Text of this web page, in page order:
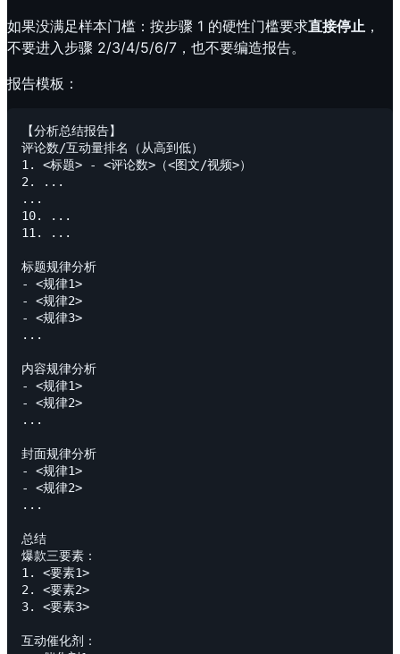
如果没满足样本门槛：按步骤 1 的硬性门槛要求直接停止 ，
不要进入步骤 2/3/4/5/6/7，也不要编造报告。
报告模板：
【分析总结报告】
评论数/互动量排名（从高到低）
1. <标题> - <评论数>（<图文/视频>）
2. ...
...
10. ...
11. ...
标题规律分析
- <规律1>
- <规律2>
- <规律3>
...
内容规律分析
- <规律1>
- <规律2>
...
封面规律分析
- <规律1>
- <规律2>
...
总结
爆款三要素：
1. <要素1>
2. <要素2>
3. <要素3>
互动催化剂：